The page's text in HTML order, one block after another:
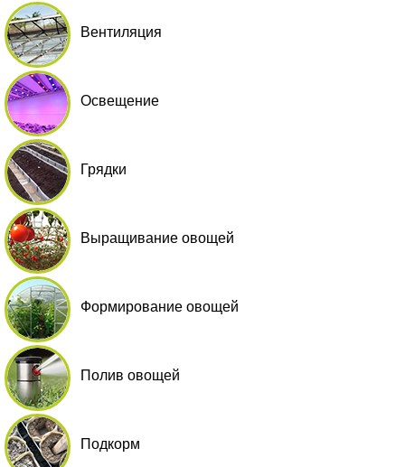
Вентиляция
Освещение
Грядки
Выращивание овощей
Формирование овощей
Полив овощей
Подкорм